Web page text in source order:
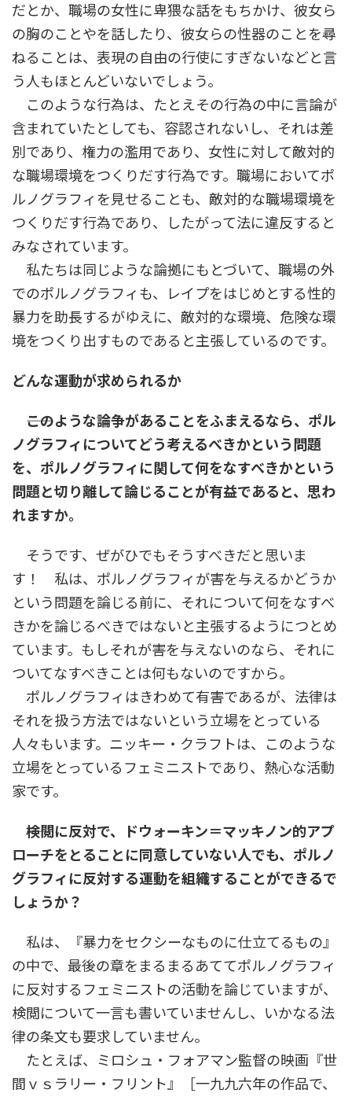
だとか、職場の女性に卑猥な話をもちかけ、彼女ら
の胸のことやを話したり、彼女らの性器のことを尋
ねることは、表現の自由の行使にすぎないなどと言
う人もほとんどいないでしょう。
このような行為は、たとえその行為の中に言論が
含まれていたとしても、容認されないし、それは差
別であり、権力の濫用であり、女性に対して敵対的
な職場環境をつくりだす行為です。職場においてポ
ルノグラフィを見せることも、敵対的な職場環境を
つくりだす行為であり、したがって法に違反すると
みなされています。
私たちは同じような論拠にもとづいて、職場の外
でのポルノグラフィも、レイプをはじめとする性的
暴力を助長するがゆえに、敵対的な環境、危険な環
境をつくり出すものであると主張しているのです。
どんな運動が求められるか
――このような論争があることをふまえるなら、ポル
ノグラフィについてどう考えるべきかという問題
を、ポルノグラフィに関して何をなすべきかという
問題と切り離して論じることが有益であると、思わ
れますか。
そうです、ぜがひでもそうすべきだと思いま
す！ 私は、ポルノグラフィが害を与えるかどうか
という問題を論じる前に、それについて何をなすべ
きかを論じるべきではないと主張するようにつとめ
ています。もしそれが害を与えないのなら、それに
ついてなすべきことは何もないのですから。
ポルノグラフィはきわめて有害であるが、法律は
それを扱う方法ではないという立場をとっている
人々もいます。ニッキー・クラフトは、このような
立場をとっているフェミニストであり、熱心な活動
家です。
――検閲に反対で、ドウォーキン＝マッキノン的アプ
ローチをとることに同意していない人でも、ポルノ
グラフィに反対する運動を組織することができるで
しょうか？
私は、『暴力をセクシーなものに仕立てるもの』
の中で、最後の章をまるまるあててポルノグラフィ
に反対するフェミニストの活動を論じていますが、
検閲について一言も書いていませんし、いかなる法
律の条文も要求していません。
たとえば、ミロシュ・フォアマン監督の映画『世
間ｖｓラリー・フリント』［一九九六年の作品で、